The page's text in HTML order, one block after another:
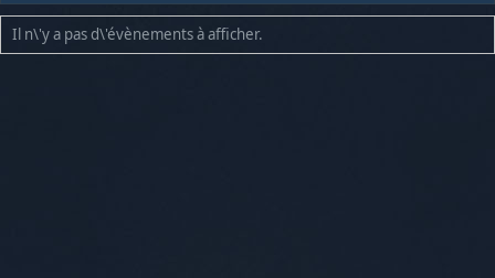
Il n\'y a pas d\'évènements à afficher.